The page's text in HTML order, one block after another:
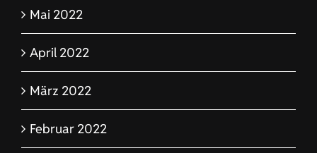
Mai 2022
April 2022
März 2022
Februar 2022